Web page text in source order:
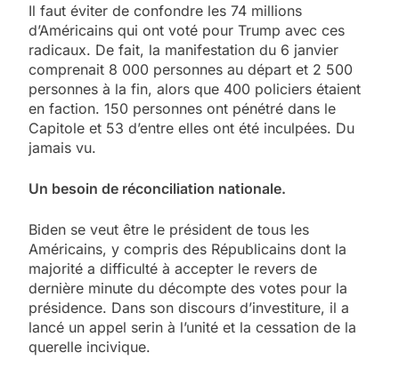
Il faut éviter de confondre les 74 millions
d’Américains qui ont voté pour Trump avec ces
radicaux. De fait, la manifestation du 6 janvier
comprenait 8 000 personnes au départ et 2 500
personnes à la fin, alors que 400 policiers étaient
en faction. 150 personnes ont pénétré dans le
Capitole et 53 d’entre elles ont été inculpées. Du
jamais vu.
Un besoin de réconciliation nationale.
Biden se veut être le président de tous les
Américains, y compris des Républicains dont la
majorité a difficulté à accepter le revers de
dernière minute du décompte des votes pour la
présidence. Dans son discours d’investiture, il a
lancé un appel serin à l’unité et la cessation de la
querelle incivique.